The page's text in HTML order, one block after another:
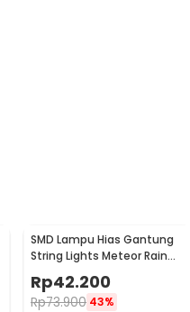
SMD Lampu Hias Gantung
String Lights Meteor Rain
Rp42.200
Rp73.900 43%